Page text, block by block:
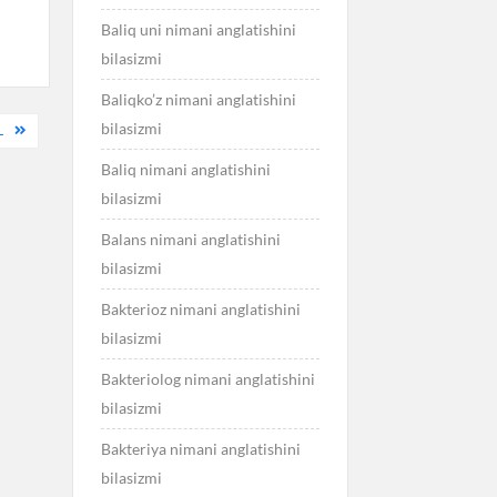
Baliq uni nimani anglatishini
bilasizmi
Baliqko’z nimani anglatishini
bilasizmi
Baliq nimani anglatishini
bilasizmi
Balans nimani anglatishini
bilasizmi
Bakterioz nimani anglatishini
bilasizmi
Bakteriolog nimani anglatishini
bilasizmi
Bakteriya nimani anglatishini
bilasizmi